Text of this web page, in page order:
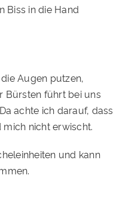
Biss in die Hand
Augen putzen,
Bürsten führt bei uns
achte ich darauf, dass
nicht erwischt.
und kann